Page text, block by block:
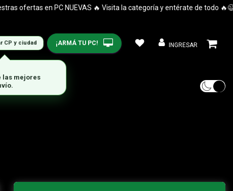
ofertas en PC NUEVAS 🔥 Visita la categoría y entérate de todo
CP y ciudad ¡ARMÁ TU PC! INGRESAR
las mejores